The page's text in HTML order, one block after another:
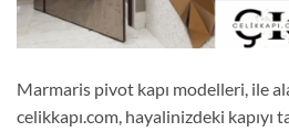
Marmaris pivot kapı modelleri, ile
celikkapı.com, hayalinizdeki kapıyı